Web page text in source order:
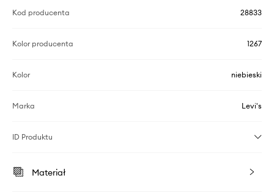
Kod producenta 28833
Kolor producenta 1267
Kolor niebieski
Marka Levi's
ID Produktu
Materiał